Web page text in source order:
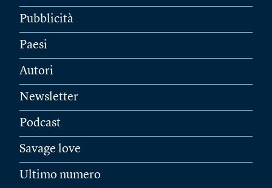
Pubblicità
Paesi
Autori
Newsletter
Podcast
Savage love
Ultimo numero